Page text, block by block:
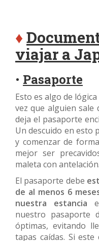
♦
viajar a
• Pasaporte
Esto es algo de
vez que alguien sale
deja el pasaporte
Un descuido en esto
y comenzar de
mejor ser
maleta con antelación.
El pasaporte debe
de al menos 6
nuestra estancia
nuestro pasaporte
óptimas, evitando
tapas caídas. Si